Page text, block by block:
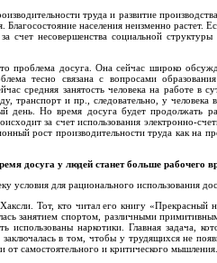
труда и развитие
населения неизменно растет.
счет несовершенства социальной структуры
проблема досуга. Она сейчас широко
тесно связана с вопросами
средняя занятость человека на работе в
транспорт и пр., следовательно, у человека
день. Но время досуга будет продолжать
за счет использования электронно-
рост производительности труда как на
досуга у людей станет больше рабочего
условия для рационального использования
Тот, кто читал его книгу «Прекрасный
занятием спортом, различными
наркотики. Главная задача,
в том, чтобы у трудящихся не
самостоятельного и критического мышления.